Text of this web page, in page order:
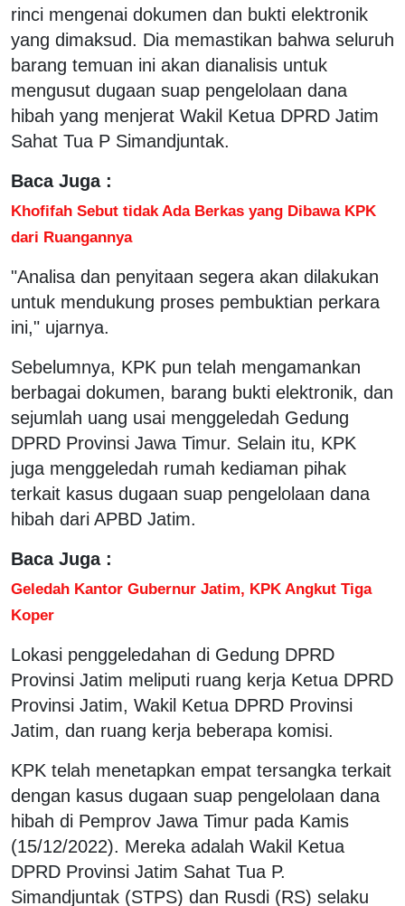
rinci mengenai dokumen dan bukti elektronik
yang dimaksud. Dia memastikan bahwa seluruh
barang temuan ini akan dianalisis untuk
mengusut dugaan suap pengelolaan dana
hibah yang menjerat Wakil Ketua DPRD Jatim
Sahat Tua P Simandjuntak.
Baca Juga :
Khofifah Sebut tidak Ada Berkas yang Dibawa KPK
dari Ruangannya
"Analisa dan penyitaan segera akan dilakukan
untuk mendukung proses pembuktian perkara
ini," ujarnya.
Sebelumnya, KPK pun telah mengamankan
berbagai dokumen, barang bukti elektronik, dan
sejumlah uang usai menggeledah Gedung
DPRD Provinsi Jawa Timur. Selain itu, KPK
juga menggeledah rumah kediaman pihak
terkait kasus dugaan suap pengelolaan dana
hibah dari APBD Jatim.
Baca Juga :
Geledah Kantor Gubernur Jatim, KPK Angkut Tiga
Koper
Lokasi penggeledahan di Gedung DPRD
Provinsi Jatim meliputi ruang kerja Ketua DPRD
Provinsi Jatim, Wakil Ketua DPRD Provinsi
Jatim, dan ruang kerja beberapa komisi.
KPK telah menetapkan empat tersangka terkait
dengan kasus dugaan suap pengelolaan dana
hibah di Pemprov Jawa Timur pada Kamis
(15/12/2022). Mereka adalah Wakil Ketua
DPRD Provinsi Jatim Sahat Tua P.
Simandjuntak (STPS) dan Rusdi (RS) selaku